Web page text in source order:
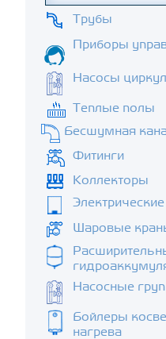
Трубы
Приборы
Насосы
Теплые полы
Бесшумная
Фитинги
Коллекторы
Шаровые
Насосные
Бойлеры
нагрева